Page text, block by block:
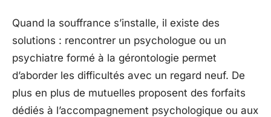
Quand la souffrance s’installe, il existe des
solutions : rencontrer un psychologue ou un
psychiatre formé à la gérontologie permet
d’aborder les difficultés avec un regard neuf. De
plus en plus de mutuelles proposent des forfaits
dédiés à l’accompagnement psychologique ou aux